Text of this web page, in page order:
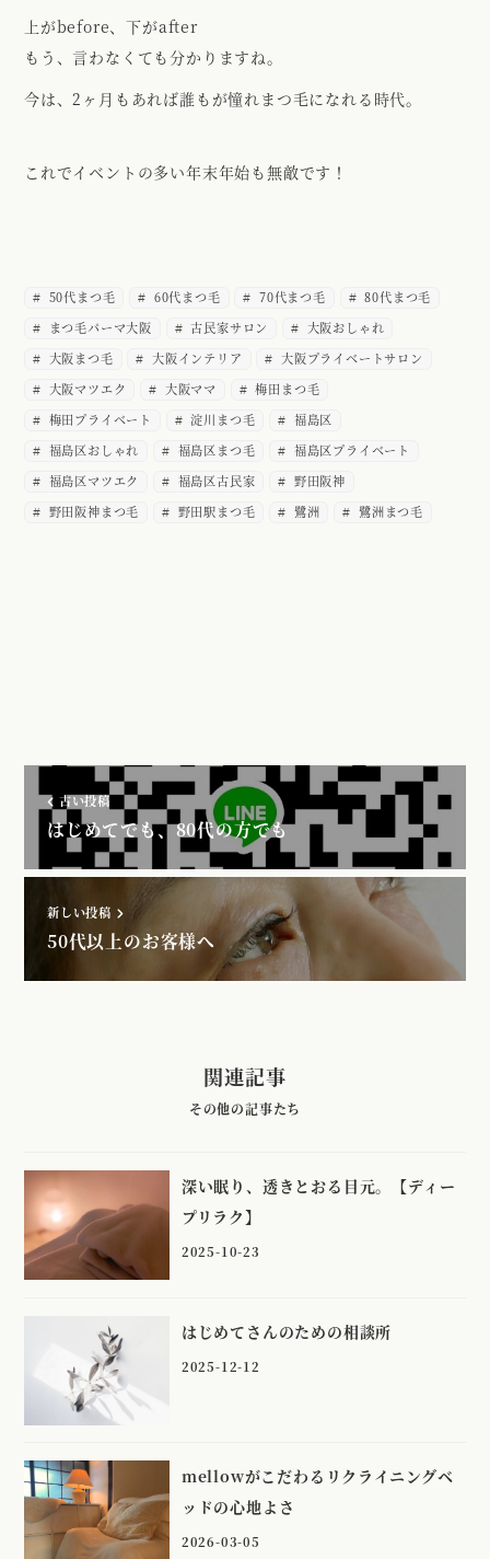
上がbefore、下がafter
もう、言わなくても分かりますね。
今は、2ヶ月もあれば誰もが憧れまつ毛になれる時代。
これでイベントの多い年末年始も無敵です！
50代まつ毛 60代まつ毛 70代まつ毛
80代まつ毛
まつ毛パーマ大阪
古民家サロン
大阪おしゃれ
大阪まつ毛
大阪インテリア
大阪プライベートサロン
大阪マツエク
大阪ママ
梅田まつ毛
梅田プライベート
淀川まつ毛
福島区
福島区おしゃれ
福島区まつ毛
福島区プライベート
福島区マツエク
福島区古民家
野田阪神
野田阪神まつ毛
野田駅まつ毛 鷺洲 鷺洲まつ毛
古い投稿
はじめてでも、80代の方でも
新しい投稿
50代以上のお客様へ
関連記事
深い眠り、透きとおる目元。【ディー
プリラク】
2025-10-23
はじめてさんのための相談所
2025-12-12
mellowがこだわるリクライニングベ
ッドの心地よさ
2026-03-05